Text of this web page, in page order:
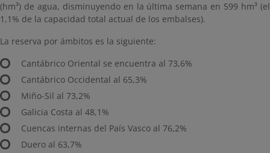
(hm³) de agua, disminuyendo en la última semana en 599 hm³ (el
1,1% de la capacidad total actual de los embalses).
La reserva por ámbitos es la siguiente:
Cantábrico Oriental se encuentra al 73,6%
Cantábrico Occidental al 65,3%
Miño-Sil al 73,2%
Galicia Costa al 48,1%
Cuencas internas del País Vasco al 76,2%
Duero al 63,7%